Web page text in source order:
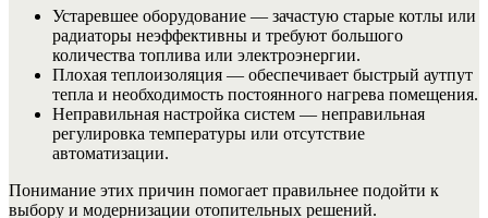
Устаревшее оборудование — зачастую старые котлы или
радиаторы неэффективны и требуют большого
количества топлива или электроэнергии.
Плохая теплоизоляция — обеспечивает быстрый аутпут
тепла и необходимость постоянного нагрева помещения.
Неправильная настройка систем — неправильная
регулировка температуры или отсутствие
автоматизации.
Понимание этих причин помогает правильнее подойти к
выбору и модернизации отопительных решений.